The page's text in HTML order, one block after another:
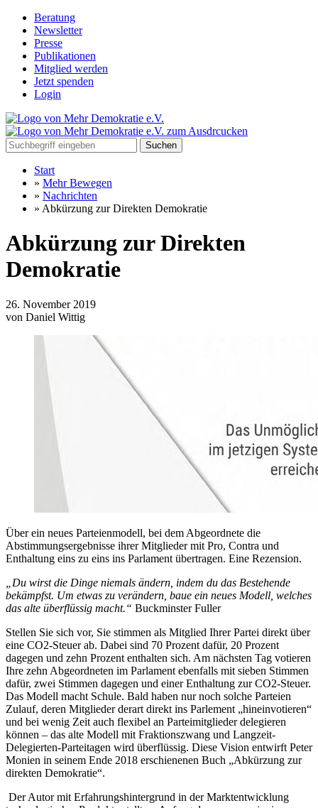
Beratung
Newsletter
Presse
Publikationen
Mitglied werden
Jetzt spenden
Login
Suchen
Start
» Mehr Bewegen
» Nachrichten
» Abkürzung zur Direkten Demokratie
Abkürzung zur Direkten
Demokratie
26. November 2019
von Daniel Wittig
Über ein neues Parteienmodell, bei dem Abgeordnete die
Abstimmungsergebnisse ihrer Mitglieder mit Pro, Contra und
Enthaltung eins zu eins ins Parlament übertragen. Eine Rezension.
„Du wirst die Dinge niemals ändern, indem du das Bestehende
bekämpfst. Um etwas zu verändern, baue ein neues Modell, welches
das alte überflüssig macht.“ Buckminster Fuller
Stellen Sie sich vor, Sie stimmen als Mitglied Ihrer Partei direkt über
eine CO2-Steuer ab. Dabei sind 70 Prozent dafür, 20 Prozent
dagegen und zehn Prozent enthalten sich. Am nächsten Tag votieren
Ihre zehn Abgeordneten im Parlament ebenfalls mit sieben Stimmen
dafür, zwei Stimmen dagegen und einer Enthaltung zur CO2-Steuer.
Das Modell macht Schule. Bald haben nur noch solche Parteien
Zulauf, deren Mitglieder derart direkt ins Parlement „hineinvotieren“
und bei wenig Zeit auch flexibel an Parteimitglieder delegieren
können – das alte Modell mit Fraktionszwang und Langzeit-
Delegierten-Parteitagen wird überflüssig. Diese Vision entwirft Peter
Monien in seinem Ende 2018 erschienenen Buch „Abkürzung zur
direkten Demokratie“.
Der Autor mit Erfahrungshintergrund in der Marktentwicklung